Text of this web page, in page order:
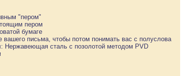
"пером"
пером
бумаге
письма, чтобы потом понимать вас с полуслова
Нержавеющая сталь с позолотой методом PVD